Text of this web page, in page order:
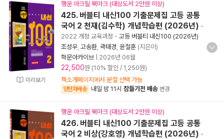
미리보기
행운 아크릴 북마크 (대상도서 2만원 이상)
425. 버블티 내신100 기출문제집 고등 공통
국어 2 천재(김수학) 개념학습편 (2026년) -
2022 개정 교육과정 - 고등 버블티 내신100 (2026년)
조성우 고송환 곽태경 윤철훈 (지은이)
학문아카이브
2026년 06월
22,500원 (10% 할인 / 1,250원)
책소개페이지에서 분철 선택 가능
양탄자배송 내일 밤 11시 잠들기전 배송 변경
행운 아크릴 북마크 (대상도서 2만원 이상)
426. 버블티 내신100 기출문제집 고등 공통
국어 2 비상(강호영) 개념학습편 (2026년) -